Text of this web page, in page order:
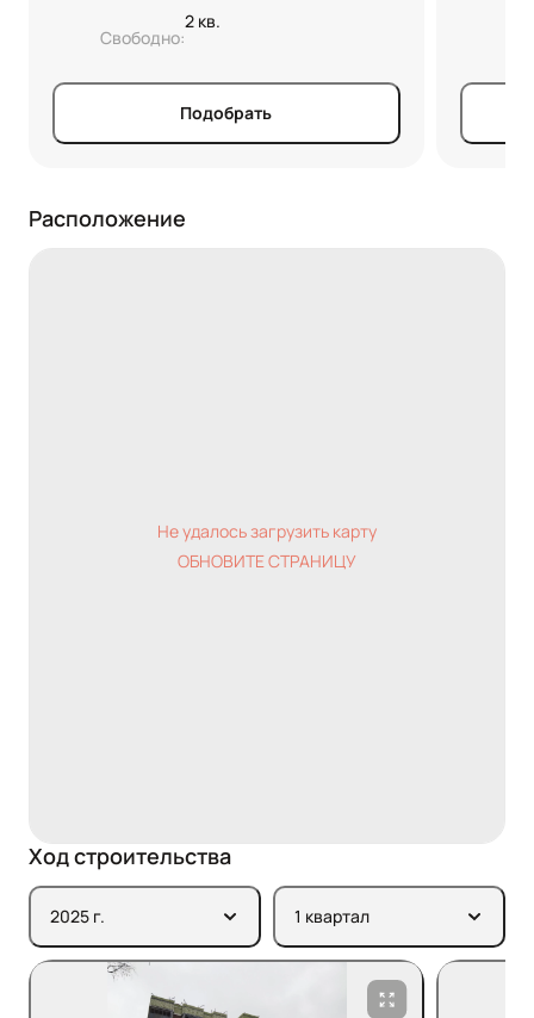
Свободно:
2 кв.
Подобрать
Расположение
Не удалось загрузить карту
ОБНОВИТЕ СТРАНИЦУ
Ход строительства
2025 г. 1 квартал